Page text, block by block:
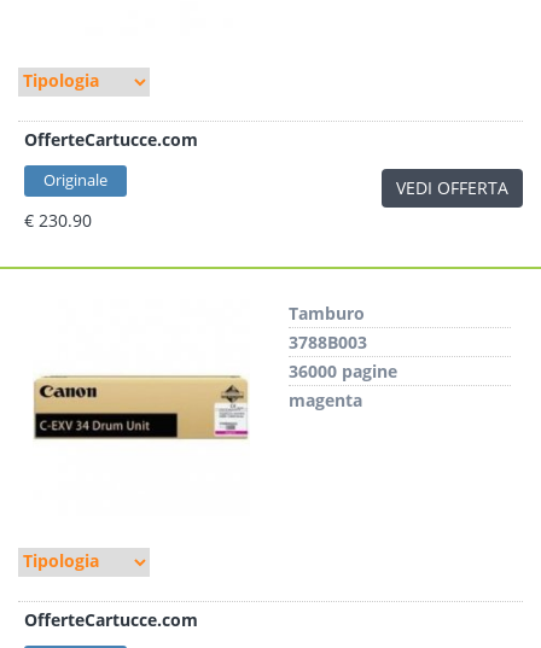
OfferteCartucce.com
Originale
€ 230.90
VEDI OFFERTA
Tamburo
3788B003
36000 pagine
magenta
OfferteCartucce.com